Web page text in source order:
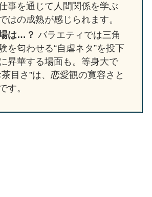
事を通じて人間関係を学ぶ
はの成熟が感じられます。
は…？ バラエティでは三角
を匂わせる“自虐ネタ”を投下
昇華する場面も。等身大で
目さ”は、恋愛観の寛容さと
す。